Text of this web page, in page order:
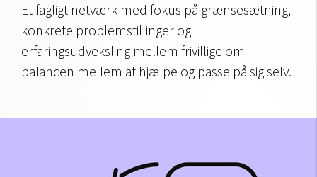
Et fagligt netværk med fokus på grænsesætning,
konkrete problemstillinger og
erfaringsudveksling mellem frivillige om
balancen mellem at hjælpe og passe på sig selv.